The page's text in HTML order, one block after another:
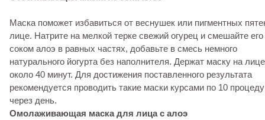
Маска поможет избавиться от веснушек или пигментных
лице. Натрите на мелкой терке свежий огурец и смешайте его
соком алоэ в равных частях, добавьте в смесь немного
натурального йогурта без наполнителя. Держат маску на лице
около 40 минут. Для достижения поставленного результата
рекомендуется проводить такие маски курсами по 10
через день.
Омолаживающая маска для лица с алоэ